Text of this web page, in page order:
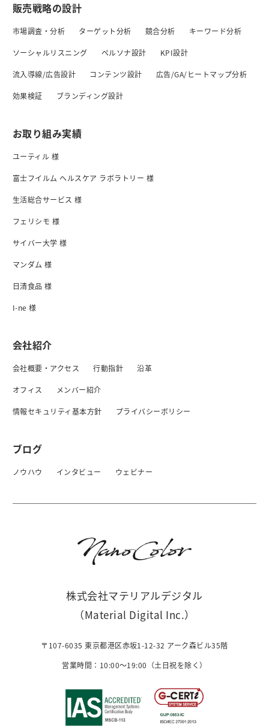
販売戦略の設計
市場調査・分析 ターゲット分析 競合分析 キーワード分析
ソーシャルリスニング ペルソナ設計 KPI設計
流入導線/広告設計 コンテンツ設計 広告/GA/ヒートマップ分析
効果検証 ブランディング設計
お取り組み実績
ユーティル 様
富士フイルム ヘルスケア ラボラトリー 様
生活総合サービス 様
フェリシモ 様
サイバー大学 様
マンダム 様
日清食品 様
I-ne 様
会社紹介
会社概要・アクセス 行動指針 沿革
オフィス メンバー紹介
情報セキュリティ基本方針 プライバシーボリシー
ブログ
ノウハウ インタビュー ウェビナー
株式会社マテリアルデジタル
（Material Digital Inc.）
〒107-6035 東京都港区赤坂1-12-32 アーク森ビル35階
営業時間：10:00〜19:00（土日祝を除く）